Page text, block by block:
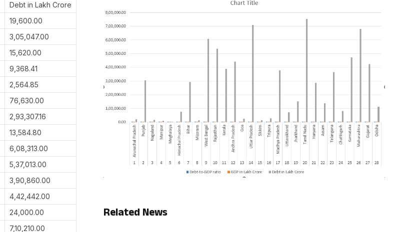
Debt in Lakh Crore
19,600.00
3,05,047.00
15,620.00
9,368.41
2,564.85
76,630.00
2,93,307.16
13,584.80
6,08,313.00
5,37,013.00
3,90,860.00
4,42,442.00
24,000.00
7,10,210.00
Related News